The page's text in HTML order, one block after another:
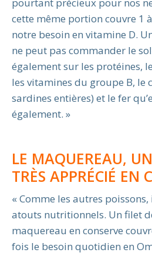
cette même portion couvre 1
notre besoin en vitamine D.
ne peut pas commander le
également sur les protéines,
les vitamines du groupe B, le
sardines entières) et le fer
également. »
LE MAQUEREAU,
TRÈS APPRÉCIÉ EN
« Comme les autres
atouts nutritionnels. Un filet
maquereau en conserve
fois le besoin quotidien en